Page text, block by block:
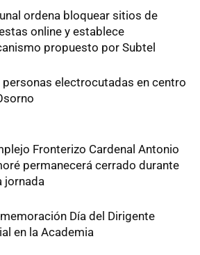
ordena bloquear sitios de
online y establece
propuesto por Subtel
personas electrocutadas en centro
Fronterizo Cardenal Antonio
permanecerá cerrado durante
jornada
Día del Dirigente
en la Academia